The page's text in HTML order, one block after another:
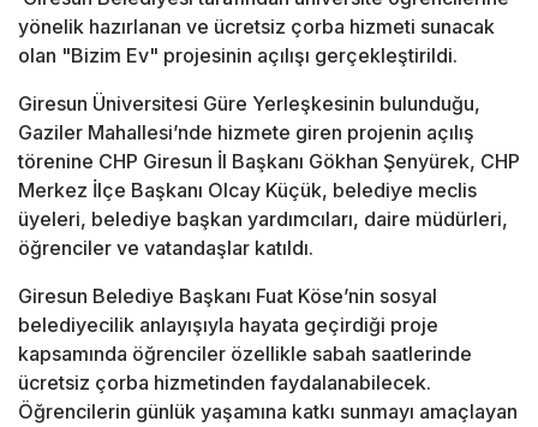
yönelik hazırlanan ve ücretsiz çorba hizmeti sunacak
olan "Bizim Ev" projesinin açılışı gerçekleştirildi.
Giresun Üniversitesi Güre Yerleşkesinin bulunduğu,
Gaziler Mahallesi’nde hizmete giren projenin açılış
törenine CHP Giresun İl Başkanı Gökhan Şenyürek, CHP
Merkez İlçe Başkanı Olcay Küçük, belediye meclis
üyeleri, belediye başkan yardımcıları, daire müdürleri,
öğrenciler ve vatandaşlar katıldı.
Giresun Belediye Başkanı Fuat Köse’nin sosyal
belediyecilik anlayışıyla hayata geçirdiği proje
kapsamında öğrenciler özellikle sabah saatlerinde
ücretsiz çorba hizmetinden faydalanabilecek.
Öğrencilerin günlük yaşamına katkı sunmayı amaçlayan